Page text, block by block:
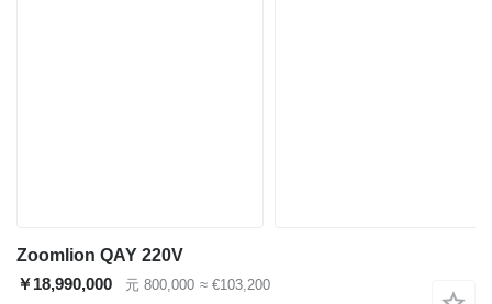
Zoomlion QAY 220V
￥18,990,000
元 800,000 ≈ €103,200